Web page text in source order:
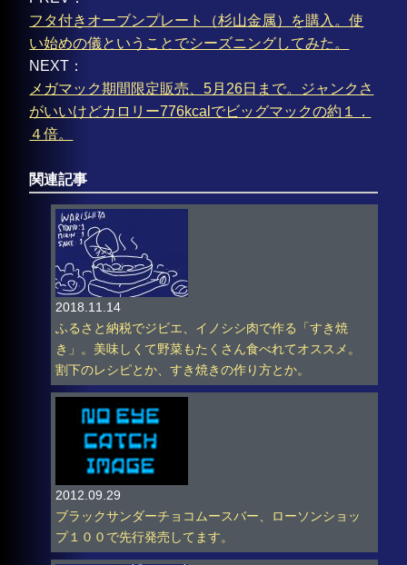
フタ付きオーブンプレート（杉山金属）を購入。使
い始めの儀ということでシーズニングしてみた。
NEXT：
メガマック期間限定販売、5月26日まで。ジャンクさ
がいいけどカロリー776kcalでビッグマックの約１．
４倍。
関連記事
2018.11.14
ふるさと納税でジビエ、イノシシ肉で作る「すき焼
き」。美味しくて野菜もたくさん食べれてオススメ。
割下のレシピとか、すき焼きの作り方とか。
2012.09.29
ブラックサンダーチョコムースバー、ローソンショッ
プ１００で先行発売してます。